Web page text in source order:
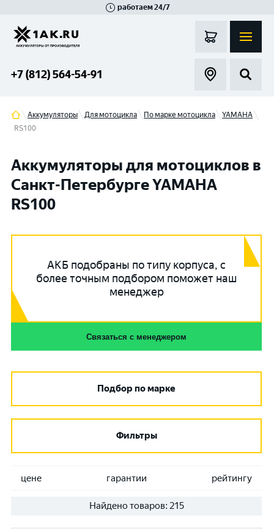
работаем 24/7
+7 (812) 564-54-91
Аккумуляторы Для мотоцикла По марке мотоцикла
YAMAHA
RS100
Аккумуляторы для мотоциклов в
Санкт-Петербурге YAMAHA
RS100
АКБ подобраны по типу корпуса, с
более точным подбором поможет наш
менеджер
Связаться с менеджером
Подбор по марке
Фильтры
цене гарантии рейтингу
Найдено товаров: 215
Гатчина